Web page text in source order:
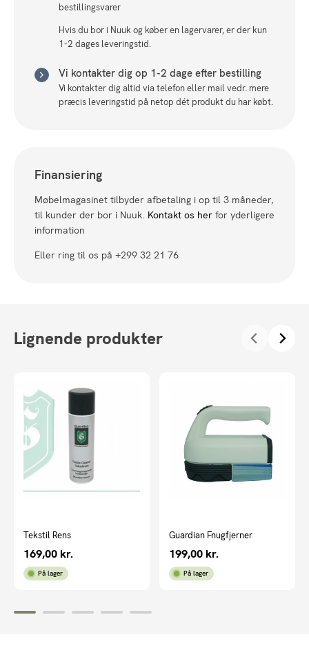
bestillingsvarer
Hvis du bor i Nuuk og køber en lagervarer, er der kun
1-2 dages leveringstid.
Vi kontakter dig op 1-2 dage efter bestilling
Vi kontakter dig altid via telefon eller mail vedr. mere
præcis leveringstid på netop dét produkt du har købt.
Finansiering
Møbelmagasinet tilbyder afbetaling i op til 3 måneder,
til kunder der bor i Nuuk. Kontakt os her for yderligere
information
Eller ring til os på +299 32 21 76
Lignende produkter
Tekstil Rens
169,00 kr.
På lager
Guardian Fnugfjerner
199,00 kr.
På lager